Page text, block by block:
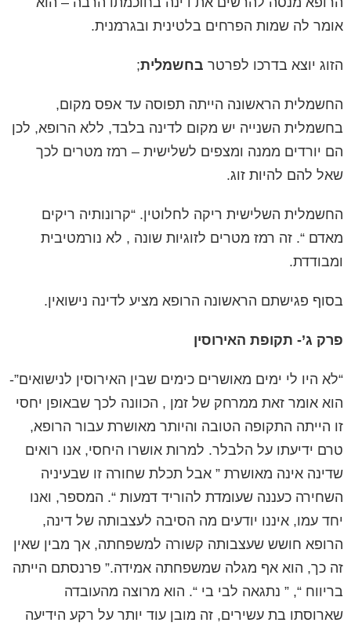
אומר לה שמות הפרחים בלטינית ובגרמנית.
הזוג יוצא בדרכו לפרטר בחשמלית;
החשמלית הראשונה הייתה תפוסה עד אפס מקום,
בחשמלית השנייה יש מקום לדינה בלבד, ללא הרופא, לכן
הם יורדים ממנה ומצפים לשלישית – רמז מטרים לכך
שאל להם להיות זוג.
החשמלית השלישית ריקה לחלוטין. “קרונותיה ריקים
מאדם “. זה רמז מטרים לזוגיות שונה , לא נורמטיבית
ומבודדת.
בסוף פגישתם הראשונה הרופא מציע לדינה נישואין.
פרק ג’- תקופת האירוסין
“לא היו לי ימים מאושרים כימים שבין האירוסין לנישואים”-
הוא אומר זאת ממרחק של זמן , הכוונה לכך שבאופן יחסי
זו הייתה התקופה הטובה והיותר מאושרת עבור הרופא,
טרם ידיעתו על הלבלר. למרות אושרו היחסי, אנו רואים
שדינה אינה מאושרת ” אבל תכלת שחורה זו שבעיניה
השחירה כעננה שעומדת להוריד דמעות “. המספר, ואנו
יחד עמו, איננו יודעים מה הסיבה לעצבותה של דינה,
הרופא חושש שעצבותה קשורה למשפחתה, אך מבין שאין
זה כך, הוא אף מגלה שמשפחתה אמידה.” פרנסתם הייתה
בריווח “, ” נתגאה לבי בי “. הוא מרוצה מהעובדה
שארוסתו בת עשירים, זה מובן עוד יותר על רקע הידיעה